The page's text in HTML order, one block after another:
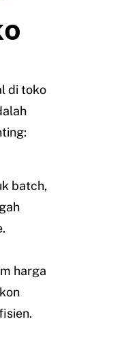
di toko
batch,
harga